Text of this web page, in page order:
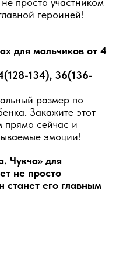
героиней!
для мальчиков от 4
134), 36(136-
размер по
Закажите этот
прямо сейчас и
эмоции!
Чукча» для
не просто
станет его главным